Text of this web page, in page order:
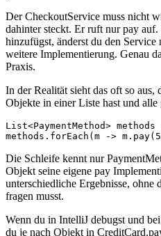
Der CheckoutService muss nicht
dahinter steckt. Er ruft nur pay
hinzufügst, änderst du den
weitere Implementierung. Genau
Praxis.
In der Realität sieht das oft so aus,
Objekte in einer Liste hast und alle
List<PaymentMethod>
methods.forEach(m ->
Die Schleife kennt nur
Objekt seine eigene pay
unterschiedliche Ergebnisse, ohne
fragen musst.
Wenn du in IntelliJ debugst und
du je nach Objekt in